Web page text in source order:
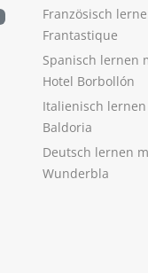
Französisch
Frantastique
Spanisch lernen
Hotel Borbollón
Italienisch lernen
Baldoria
Deutsch lernen
Wunderbla